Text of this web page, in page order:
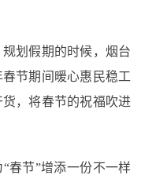
划假期的时候，烟台
节期间暖心惠民稳工
，将春节的祝福吹进
春节”增添一份不一样